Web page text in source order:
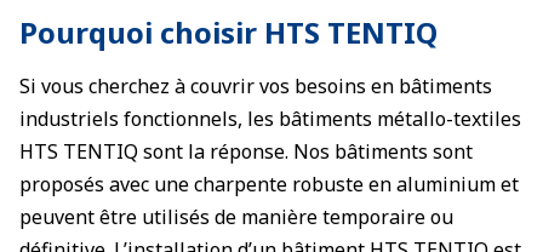
Pourquoi choisir HTS TENTIQ
Si vous cherchez à couvrir vos besoins en bâtiments
industriels fonctionnels, les bâtiments métallo-textiles
HTS TENTIQ sont la réponse. Nos bâtiments sont
proposés avec une charpente robuste en aluminium et
peuvent être utilisés de manière temporaire ou